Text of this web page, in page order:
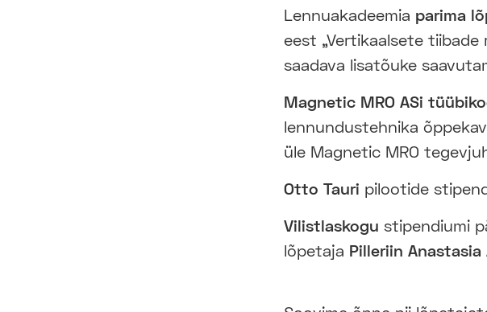
Lennuakadeemia parima
eest „Vertikaalsete
saadava lisatõuke
Magnetic MRO ASi
lennundustehnika
üle Magnetic MRO
Otto Tauri pilootide
Vilistlaskogu stipendiumi
lõpetaja Pilleriin Anastasia